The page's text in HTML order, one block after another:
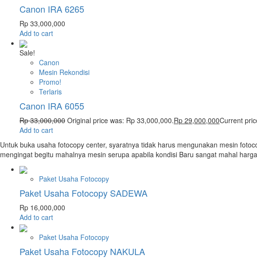
Canon IRA 6265
Rp 33,000,000
Add to cart
Sale!
Canon
Mesin Rekondisi
Promo!
Terlaris
Canon IRA 6055
Rp33,000,000 Original price was: Rp 33,000,000.Rp 29,000,000Current
Add to cart
Untuk buka usaha fotocopy center, syaratnya tidak harus mengunakan mesin
mengingat begitu mahalnya mesin serupa apabila kondisi Baru sangat mahal
Paket Usaha Fotocopy
Paket Usaha Fotocopy SADEWA
Rp 16,000,000
Add to cart
Paket Usaha Fotocopy
Paket Usaha Fotocopy NAKULA